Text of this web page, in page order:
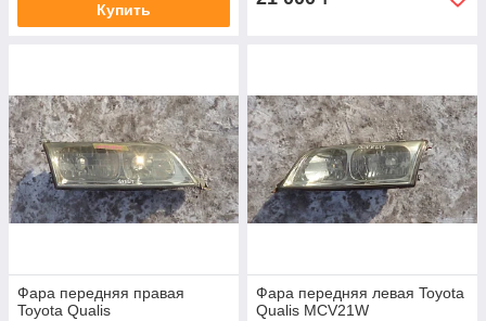
Купить
Фара передняя правая
Toyota Qualis
Фара передняя левая Toyota
Qualis MCV21W